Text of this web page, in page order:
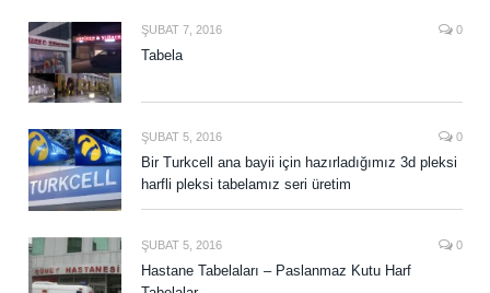
ŞUBAT 7, 2016 0
Tabela
ŞUBAT 5, 2016 0
Bir Turkcell ana bayii için hazırladığımız 3d pleksi
harfli pleksi tabelamız seri üretim
ŞUBAT 5, 2016 0
Hastane Tabelaları – Paslanmaz Kutu Harf